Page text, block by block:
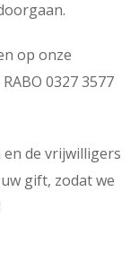
op onze
0327 3577
de vrijwilligers
gift, zodat we